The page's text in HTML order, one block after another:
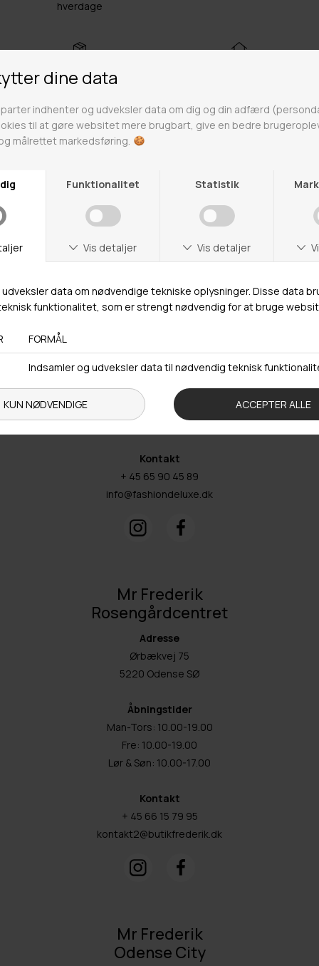
hverdage
Fri fragt over 499kr
Odense
Webshop lager
Adresse
Hestehaven 21 K
Åbningstider
Man-Ons: 09.00-15.30
Tors: 09.00-17.00
Fre: 09.00-15.30
Kontakt
+ 45 65 90 45 89
info@fashiondeluxe.dk
Mr Frederik
Rosengårdcentret
Adresse
Ørbækvej 75
5220 Odense SØ
Åbningstider
Man-Tors: 10.00-19.00
Fre: 10.00-19.00
Lør & Søn: 10.00-17.00
Kontakt
+ 45 66 15 79 95
kontakt2@butikfrederik.dk
Mr Frederik
Odense City